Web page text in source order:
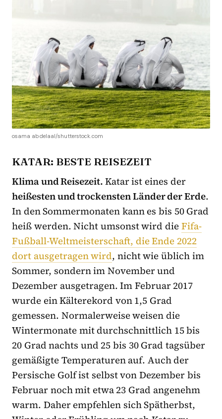
osama abdelaal/shutterstock.com
KATAR: BESTE REISEZEIT
Klima und Reisezeit.Katar ist eines der
heißesten und trockensten Länder der Erde.
In den Sommermonaten kann es bis 50 Grad
heiß werden. Nicht umsonst wird dieFifa-
Fußball-Weltmeisterschaft, die Ende 2022
dort ausgetragen wird, nicht wie üblich im
Sommer, sondern im November und
Dezember ausgetragen. Im Februar 2017
wurde ein Kälterekord von 1,5 Grad
gemessen. Normalerweise weisen die
Wintermonate mit durchschnittlich 15 bis
20 Grad nachts und 25 bis 30 Grad tagsüber
gemäßigte Temperaturen auf. Auch der
Persische Golf ist selbst von Dezember bis
Februar noch mit etwa 23 Grad angenehm
warm. Daher empfehlen sich Spätherbst,